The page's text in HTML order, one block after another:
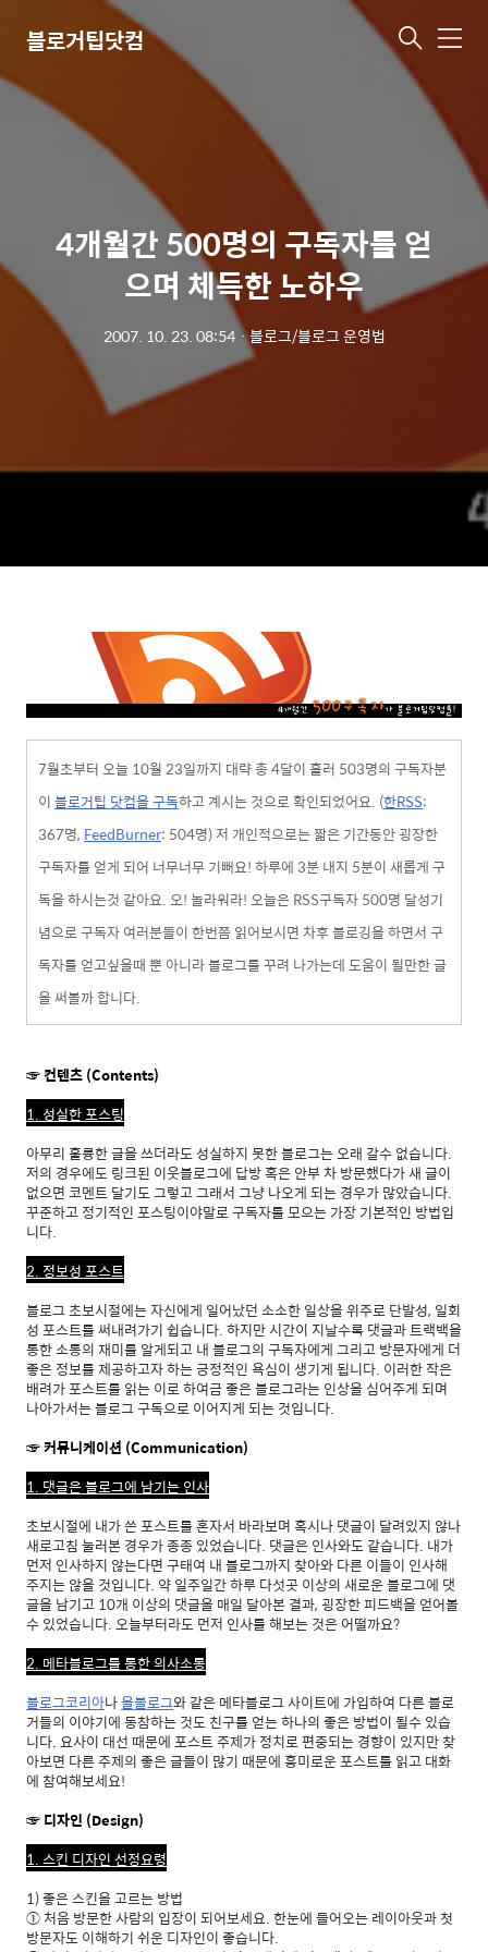
블로거팁닷컴 메
4개월간 500명의 구독자를 얻
으며 체득한 노하우
2007. 10. 23. 08:54ㆍ블로그/블로그 운영법
7월초부터 오늘 10월 23일까지 대략 총 4달이 흘러 503명의 구독자분
이블로거팁 닷컴을 구독하고 계시는 것으로 확인되었어요. (한RSS:
367명, FeedBurner: 504명) 저 개인적으로는 짧은 기간동안 굉장한
구독자를 얻게 되어 너무너무 기뻐요! 하루에 3분 내지 5분이 새롭게 구
독을 하시는것 같아요. 오! 놀라워라! 오늘은 RSS구독자 500명 달성기
념으로 구독자 여러분들이 한번쯤 읽어보시면 차후 블로깅을 하면서 구
독자를 얻고싶을때 뿐 아니라 블로그를 꾸려 나가는데 도움이 될만한 글
을 써볼까 합니다.
☞ 컨텐츠 (Contents)
1. 성실한 포스팅
아무리 훌륭한 글을 쓰더라도 성실하지 못한 블로그는 오래 갈수 없습니다.
저의 경우에도 링크된 이웃블로그에 답방 혹은 안부 차 방문했다가 새 글이
없으면 코멘트 달기도 그렇고 그래서 그냥 나오게 되는 경우가 많았습니다.
꾸준하고 정기적인 포스팅이야말로 구독자를 모으는 가장 기본적인 방법입
니다.
2. 정보성 포스트
블로그 초보시절에는 자신에게 일어났던 소소한 일상을 위주로 단발성, 일회
성 포스트를 써내려가기 쉽습니다. 하지만 시간이 지날수록 댓글과 트랙백을
통한 소통의 재미를 알게되고 내 블로그의 구독자에게 그리고 방문자에게 더
좋은 정보를 제공하고자 하는 긍정적인 욕심이 생기게 됩니다. 이러한 작은
배려가 포스트를 읽는 이로 하여금 좋은 블로그라는 인상을 심어주게 되며
나아가서는 블로그 구독으로 이어지게 되는 것입니다.
☞ 커뮤니케이션 (Communication)
1. 댓글은 블로그에 남기는 인사
초보시절에 내가 쓴 포스트를 혼자서 바라보며 혹시나 댓글이 달려있지 않나
새로고침 눌러본 경우가 종종 있었습니다. 댓글은 인사와도 같습니다. 내가
먼저 인사하지 않는다면 구태여 내 블로그까지 찾아와 다른 이들이 인사해
주지는 않을 것입니다. 약 일주일간 하루 다섯곳 이상의 새로운 블로그에 댓
글을 남기고 10개 이상의 댓글을 매일 달아본 결과, 굉장한 피드백을 얻어볼
수 있었습니다. 오늘부터라도 먼저 인사를 해보는 것은 어떨까요?
2. 메타블로그를 통한 의사소통
블로그코리아나올블로그와 같은 메타블로그 사이트에 가입하여 다른 블로
거들의 이야기에 동참하는 것도 친구를 얻는 하나의 좋은 방법이 될수 있습
니다. 요사이 대선 때문에 포스트 주제가 정치로 편중되는 경향이 있지만 찾
아보면 다른 주제의 좋은 글들이 많기 때문에 흥미로운 포스트를 읽고 대화
에 참여해보세요!
☞ 디자인 (Design)
1. 스킨 디자인 선정요령
1) 좋은 스킨을 고르는 방법
① 처음 방문한 사람의 입장이 되어보세요. 한눈에 들어오는 레이아웃과 첫
방문자도 이해하기 쉬운 디자인이 좋습니다.